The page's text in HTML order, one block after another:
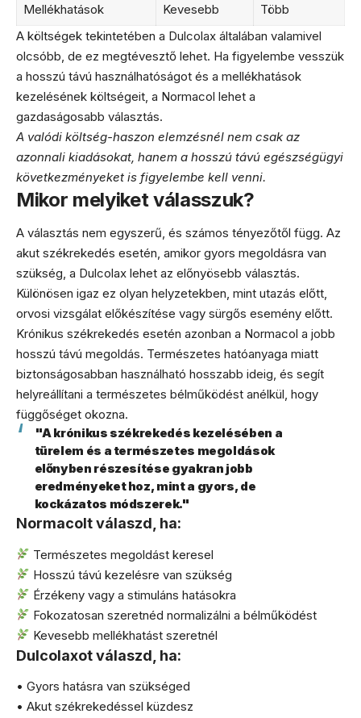
Mellékhatások Kevesebb
Több
A költségek tekintetében a Dulcolax általában valamivel
olcsóbb, de ez megtévesztő lehet. Ha figyelembe vesszük
a hosszú távú használhatóságot és a mellékhatások
kezelésének költségeit, a Normacol lehet a
gazdaságosabb választás.
A valódi költség-haszon elemzésnél nem csak az
azonnali kiadásokat, hanem a hosszú távú egészségügyi
következményeket is figyelembe kell venni.
Mikor melyiket válasszuk?
A választás nem egyszerű, és számos tényezőtől függ. Az
akut székrekedés esetén, amikor gyors megoldásra van
szükség, a Dulcolax lehet az előnyösebb választás.
Különösen igaz ez olyan helyzetekben, mint utazás előtt,
orvosi vizsgálat előkészítése vagy sürgős esemény előtt.
Krónikus székrekedés esetén azonban a Normacol a jobb
hosszú távú megoldás. Természetes hatóanyaga miatt
biztonságosabban használható hosszabb ideig, és segít
helyreállítani a természetes bélműködést anélkül, hogy
függőséget okozna.
"A krónikus székrekedés kezelésében a
türelem és a természetes megoldások
előnyben részesítése gyakran jobb
eredményeket hoz, mint a gyors, de
kockázatos módszerek."
Normacolt válaszd, ha:
Természetes megoldást keresel
Hosszú távú kezelésre van szükség
Érzékeny vagy a stimuláns hatásokra
Fokozatosan szeretnéd normalizálni a bélműködést
Kevesebb mellékhatást szeretnél
Dulcolaxot válaszd, ha:
• Gyors hatásra van szükséged
• Akut székrekedéssel küzdesz